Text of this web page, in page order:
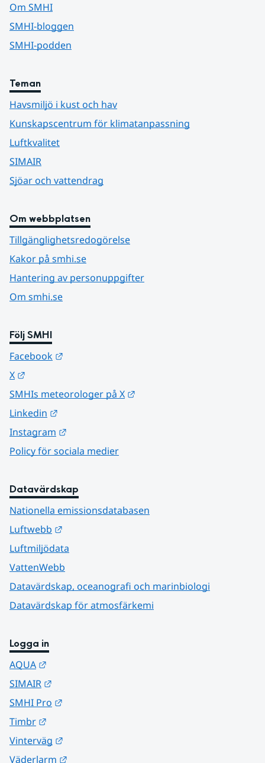
Om SMHI
SMHI-bloggen
SMHI-podden
Teman
Havsmiljö i kust och hav
Kunskapscentrum för klimatanpassning
Luftkvalitet
SIMAIR
Sjöar och vattendrag
Om webbplatsen
Tillgänglighetsredogörelse
Kakor på smhi.se
Hantering av personuppgifter
Om smhi.se
Följ SMHI
Facebook
X
SMHIs meteorologer på X
Linkedin
Instagram
Policy för sociala medier
Datavärdskap
Nationella emissionsdatabasen
Luftwebb
Luftmiljödata
VattenWebb
Datavärdskap, oceanografi och marinbiologi
Datavärdskap för atmosfärkemi
Logga in
AQUA
SIMAIR
SMHI Pro
Timbr
Vinterväg
Väderlarm